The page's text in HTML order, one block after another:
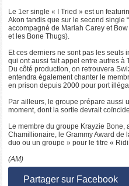
Le 1er single « I Tried » est un
Akon tandis que sur le second single
accompagné de Mariah Carey et
et les Bone Thugs).
Et ces derniers ne sont pas les seuls
qui ont aussi fait appel entre autres à
Du côté production, on retrouvera
entendra également chanter le
en prison depuis 2000 pour port
Par ailleurs, le groupe prépare aussi
moment, dont la sortie devrait
Le membre du groupe Krayzie Bone,
Chamillionaire, le Grammy Award de
duo ou un groupe » pour le titre «
(AM)
Partager sur Facebook